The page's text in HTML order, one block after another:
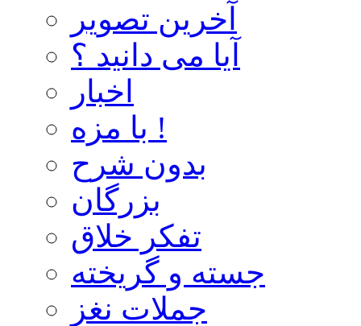
آخرین تصویر
آیا می دانید ؟
اخبار
با مزه !
بدون شرح
بزرگان
تفکر خلاق
جسته و گریخته
جملات نغز